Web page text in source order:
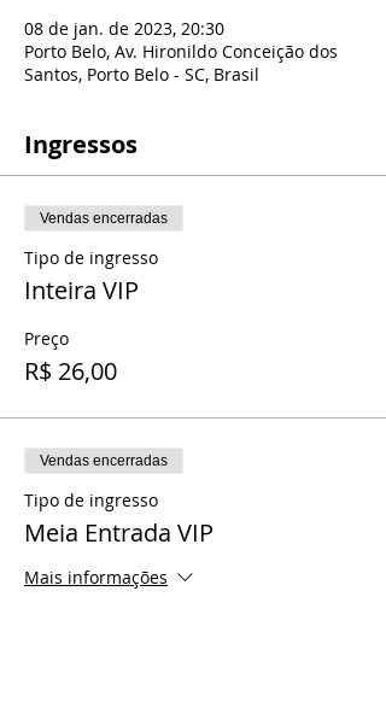
08 de jan. de 2023, 20:30
Porto Belo, Av. Hironildo Conceição dos
Santos, Porto Belo - SC, Brasil
Ingressos
Vendas encerradas
Tipo de ingresso
Inteira VIP
Preço
R$ 26,00
Vendas encerradas
Tipo de ingresso
Meia Entrada VIP
Mais informações